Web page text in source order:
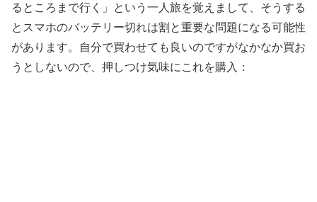
るところまで行く」という一人旅を覚えまして、そうする
とスマホのバッテリー切れは割と重要な問題になる可能性
があります。自分で買わせても良いのですがなかなか買お
うとしないので、押しつけ気味にこれを購入：